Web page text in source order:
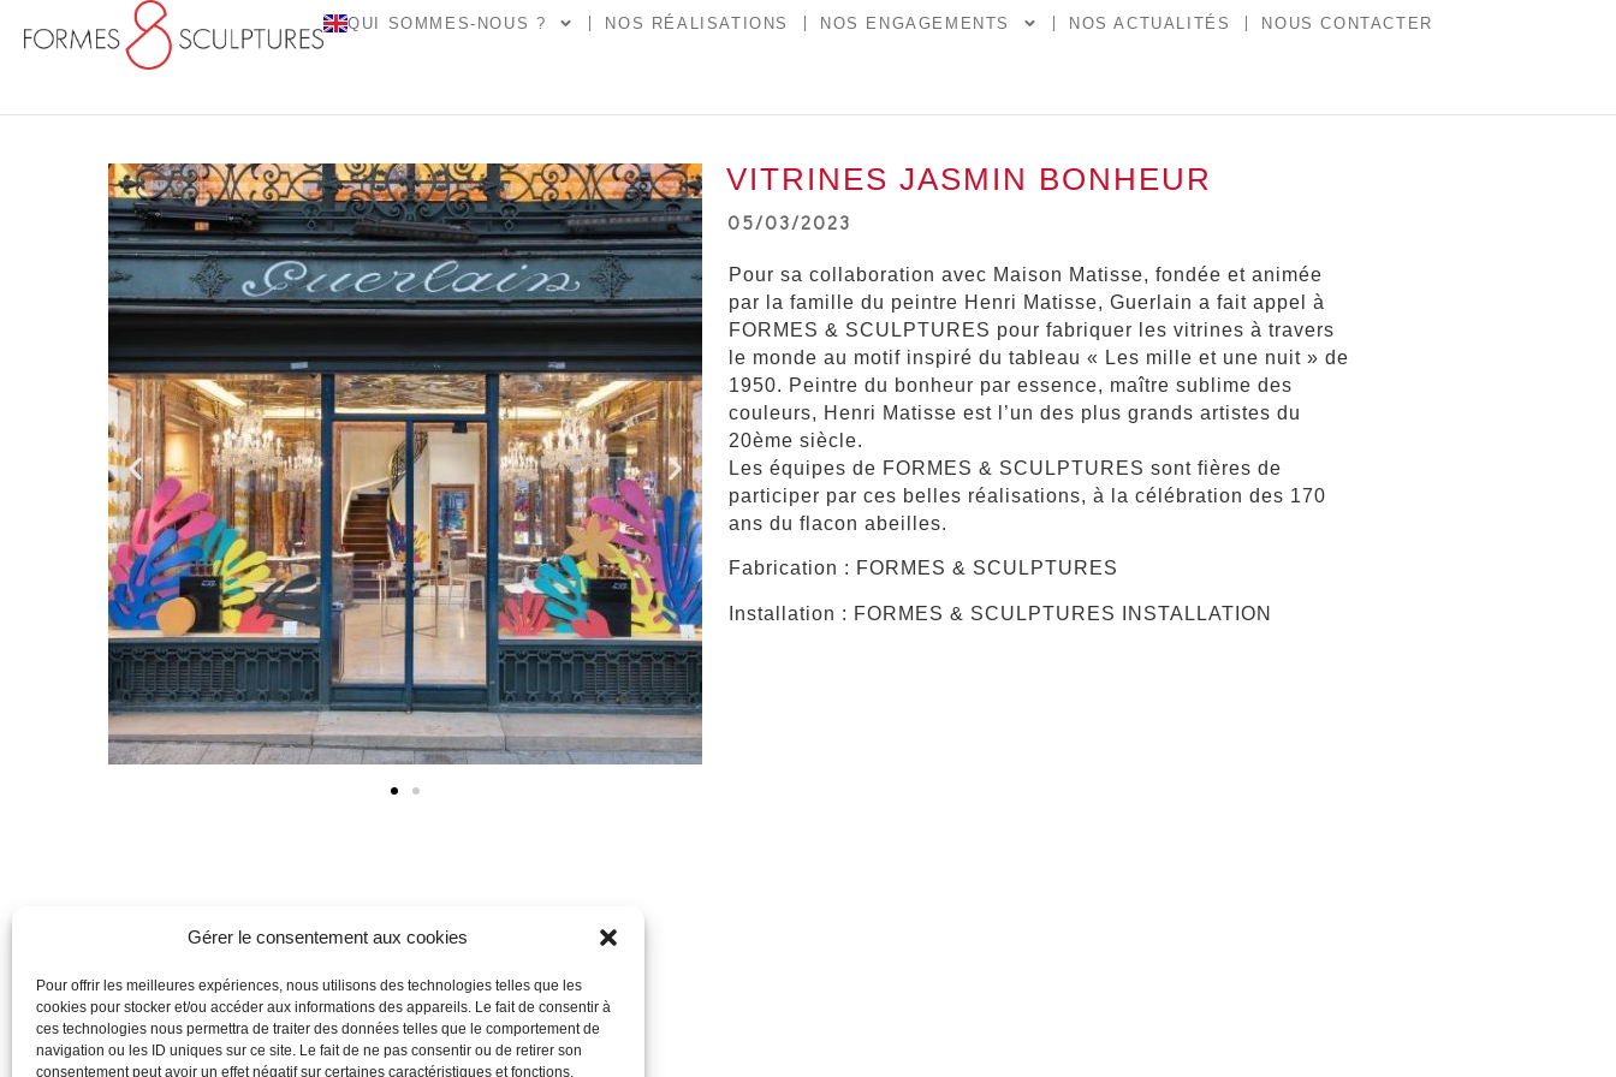
Gérer le consentement aux cookies
Pour offrir les meilleures expériences, nous utilisons des technologies telles que les
cookies pour stocker et/ou accéder aux informations des appareils. Le fait de consentir à
ces technologies nous permettra de traiter des données telles que le comportement de
navigation ou les ID uniques sur ce site. Le fait de ne pas consentir ou de retirer son
consentement peut avoir un effet négatif sur certaines caractéristiques et fonctions.
QUI SOMMES-NOUS ? NOS RÉALISATIONS NOS ENGAGEMENTS NOS ACTUALITÉS NOUS CONTACTER
VITRINES JASMIN BONHEUR
05/03/2023
Pour sa collaboration avec Maison Matisse, fondée et animée
par la famille du peintre Henri Matisse, Guerlain a fait appel à
FORMES & SCULPTURES pour fabriquer les vitrines à travers
le monde au motif inspiré du tableau « Les mille et une nuit » de
1950. Peintre du bonheur par essence, maître sublime des
couleurs, Henri Matisse est l’un des plus grands artistes du
20ème siècle.
Les équipes de FORMES & SCULPTURES sont fières de
participer par ces belles réalisations, à la célébration des 170
ans du flacon abeilles.
Fabrication : FORMES & SCULPTURES
Installation : FORMES & SCULPTURES INSTALLATION